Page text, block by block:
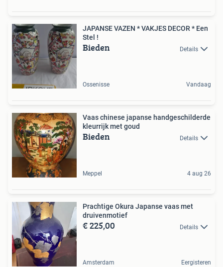
JAPANSE VAZEN * VAKJES DECOR * Een
Stel !
Bieden Details
Ossenisse Vandaag
Vaas chinese japanse handgeschilderde
kleurrijk met goud
Bieden Details
Meppel 4 aug 26
Prachtige Okura Japanse vaas met
druivenmotief
€ 225,00 Details
Amsterdam Eergisteren